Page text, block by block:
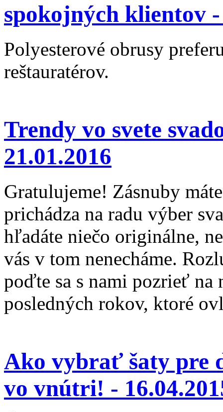
spokojných klientov
Polyesterové obrusy
reštauratérov.
Trendy vo svete
21.01.2016
Gratulujeme! Zásnuby
prichádza na radu výber
hľadáte niečo originálne,
vás v tom nenecháme.
poďte sa s nami pozrieť na
posledných rokov, ktoré
Ako vybrať šaty pre
vo vnútri! -